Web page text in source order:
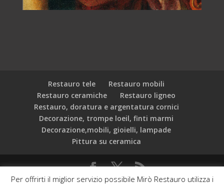
Restauro tele
Restauro mobili
Restauro ceramiche
Restauro ligneo
Restauro, doratura e argentatura cornici
Decorazione, trompe loeil, finti marmi
Decorazione,mobili, gioielli, lampade
Pittura su ceramica
Per offrirti il miglior servizio possibile Mirò Restauro utilizza i